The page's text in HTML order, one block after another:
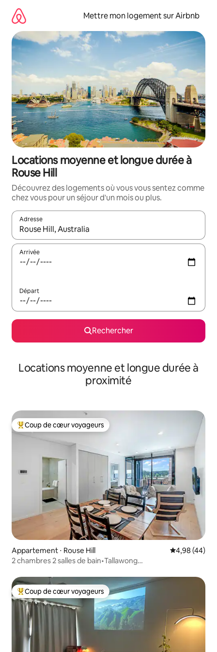
directement
contenu
Mettre mon logement sur Airbnb
Locations moyenne et longue durée à
Rouse Hill
Découvrez des logements où vous vous sentez comme
chez vous pour un séjour d'un mois ou plus.
Adresse
Lorsque les résultats s'affichent, utilisez les flèches vers le
Arrivée
Départ
Rechercher
Locations moyenne et longue durée à
proximité
Coups de cœur voyageurs les plus appréciés
Coup de cœur voyageurs
Appartement ⋅ Rouse Hill Évaluation
4,98 (44)
2 chambres 2 salles de bain•Tallawong
Coups de cœur voyageurs les plus appréciés
Coup de cœur voyageurs